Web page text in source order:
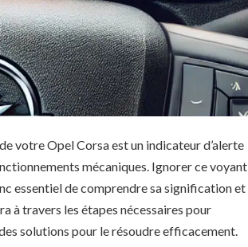
votre Opel Corsa est un indicateur d’alerte
mécaniques. Ignorer ce voyant
essentiel de comprendre sa signification et
à travers les étapes nécessaires pour
solutions pour le résoudre efficacement.